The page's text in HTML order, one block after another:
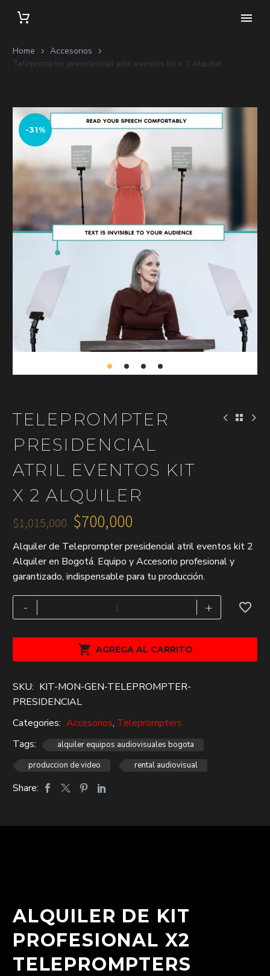
Home
Accesorios
Teleprompter presidencial atril eventos kit x 2 Alquiler
-31%
TELEPROMPTER
PRESIDENCIAL
ATRIL EVENTOS KIT
X 2 ALQUILER
$1,015,000
precio
original
era:
$1,015,000.
$700,000
precio
actual
es:
$700,000.
Alquiler de Teleprompter presidencial atril eventos kit 2
Alquiler en Bogotá. Equipo y Accesorio profesional y
garantizado, indispensable para tu producción.
-
Teleprompter
presidencial
kit
2
Alquiler
cantidad
+
 AGREGA AL CARRITO
SKU: KIT-MON-GEN-TELEPROMPTER-
PRESIDENCIAL
Categories: Accesorios, Teleprompters
Tags:
alquiler equipos audiovisuales bogota
produccion de video
rental audiovisual
Share:
ALQUILER DE KIT
PROFESIONAL X2
TELEPROMPTERS